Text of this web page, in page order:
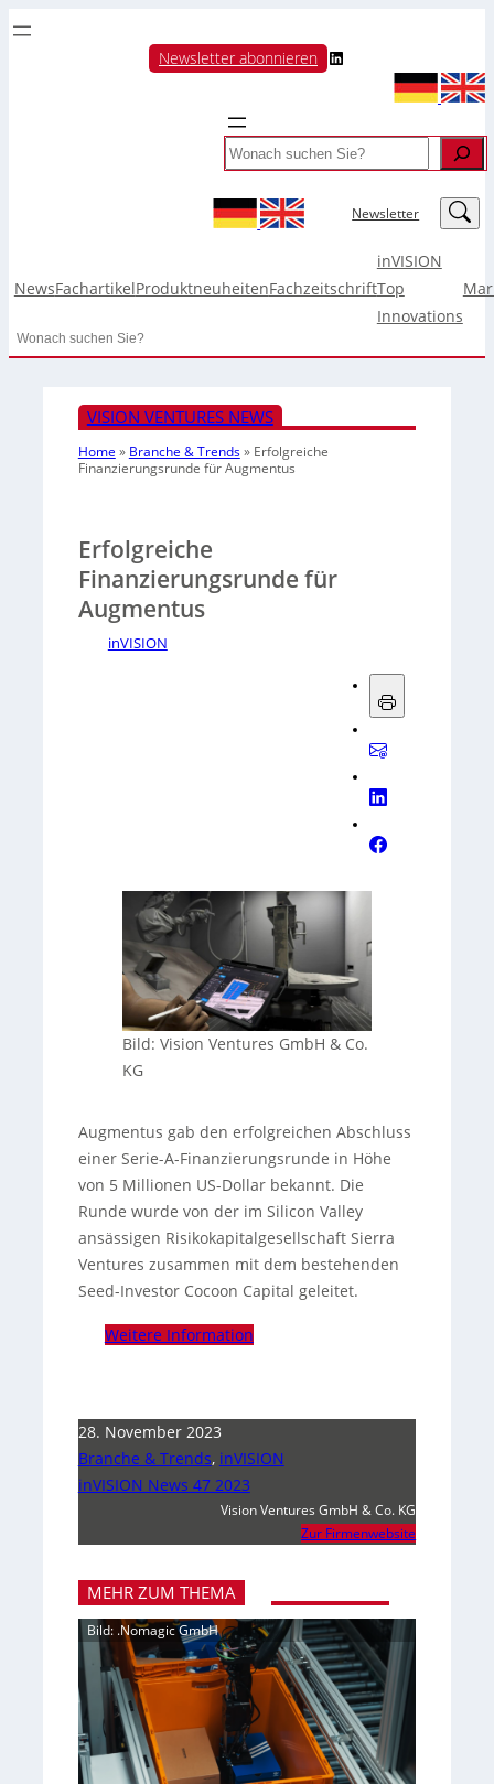
Newsletter abonnieren LinkedIn
Search
Newsletter LinkedIn
NewsFachartikelProduktneuheitenFachzeitschrift
inVISION
Top
Innovations
Search
VISION VENTURES NEWS
Home » Branche & Trends» Erfolgreiche
Finanzierungsrunde für Augmentus
Erfolgreiche
Finanzierungsrunde für
Augmentus
inVISION
Bild: Vision Ventures GmbH & Co.
KG
Augmentus gab den erfolgreichen Abschluss
einer Serie-A-Finanzierungsrunde in Höhe
von 5 Millionen US-Dollar bekannt. Die
Runde wurde von der im Silicon Valley
ansässigen Risikokapitalgesellschaft Sierra
Ventures zusammen mit dem bestehenden
Seed-Investor Cocoon Capital geleitet.
Weitere Information
28. November 2023
Branche & Trends, inVISION
inVISION News 47 2023
Vision Ventures GmbH & Co. KG
Zur Firmenwebsite
MEHR ZUM THEMA
Bild: .Nomagic GmbH